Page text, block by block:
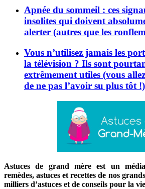
Apnée du sommeil : ces
insolites qui doivent
alerter (autres que les
Vous n’utilisez jamais les
la télévision ? Ils sont
extrêmement utiles (vous
de ne pas l’avoir su plus tôt !)
Astuces de grand mère est un
remèdes, astuces et recettes de nos
milliers d’astuces et de conseils pour la